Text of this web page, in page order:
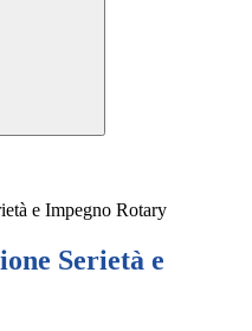
e Impegno Rotary
Serietà e